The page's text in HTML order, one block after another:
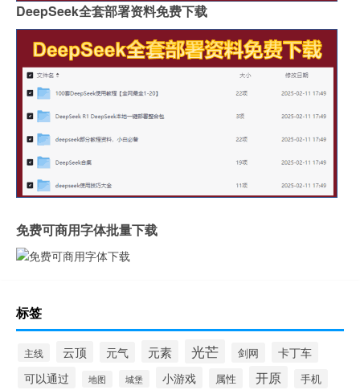
DeepSeek全套部署资料免费下载
免费可商用字体批量下载
标签
主线 云顶 元气 元素 光芒 剑网 卡丁车
可以通过 地图 城堡 小游戏 属性 开原 手机